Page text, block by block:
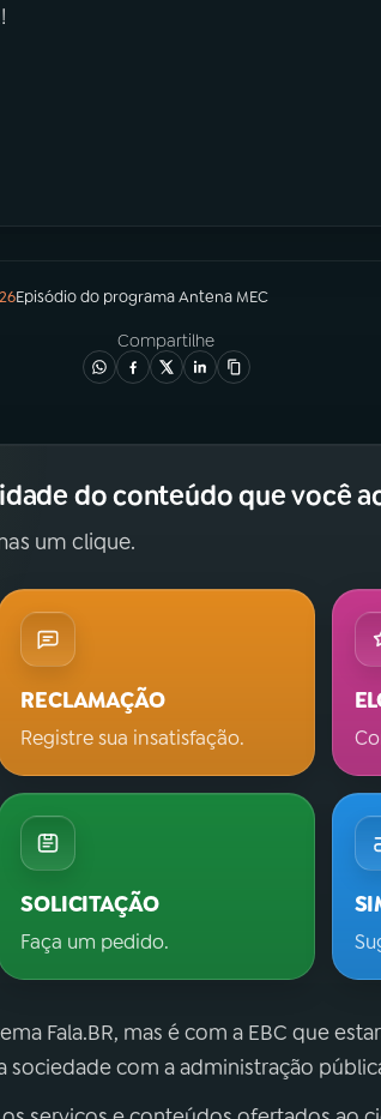
Episódiodo programaAntena MEC
Compartilhe
do conteúdo que você
um clique.
RECLAMAÇÃO
Registre sua insatisfação.
SOLICITAÇÃO
Faça um pedido.
Fala.BR, mas é com a EBC que
com a administração